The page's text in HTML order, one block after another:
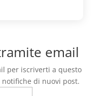
email
per iscriverti a questo
di nuovi post.